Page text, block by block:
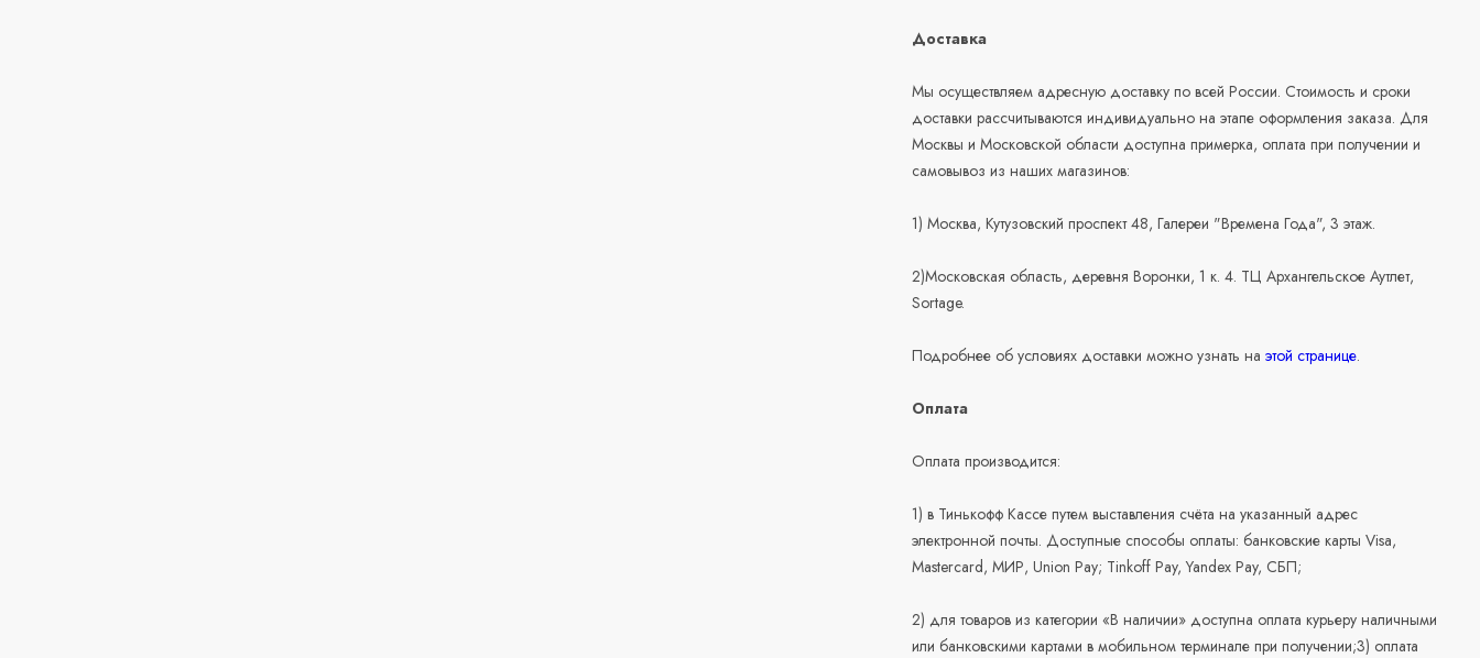
Доставка
Мы осуществляем адресную доставку по всей России. Стоимость и сроки
доставки рассчитываются индивидуально на этапе оформления заказа. Для
Москвы и Московской области доступна примерка, оплата при получении и
самовывоз из наших магазинов:
1) Москва, Кутузовский проспект 48, Галереи "Времена Года", 3 этаж.
2)Московская область, деревня Воронки, 1 к. 4. ТЦ Архангельское Аутлет,
Sortage.
Подробнее об условиях доставки можно узнать наэтой странице.
Оплата
Оплата производится:
1) в Тинькофф Кассе путем выставления счёта на указанный адрес
электронной почты. Доступные способы оплаты: банковские карты Visa,
Mastercard, МИР, Union Pay; Tinkoff Pay, Yandex Pay, СБП;
2) для товаров из категории «В наличии» доступна оплата курьеру наличными
или банковскими картами в мобильном терминале при получении;3) оплата